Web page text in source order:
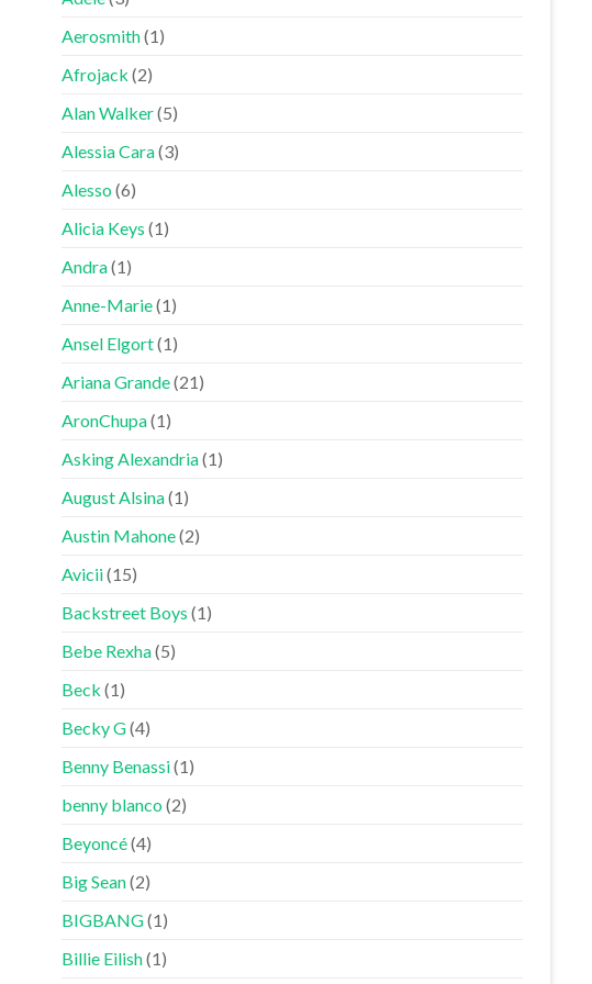
Aerosmith(1)
Afrojack (2)
Alan Walker(5)
Alessia Cara(3)
Alesso(6)
Alicia Keys (1)
Andra(1)
Anne-Marie(1)
Ansel Elgort(1)
Ariana Grande(21)
AronChupa(1)
Asking Alexandria(1)
August Alsina(1)
Austin Mahone(2)
Avicii(15)
Backstreet Boys (1)
Bebe Rexha(5)
Beck (1)
Becky G(4)
Benny Benassi(1)
benny blanco(2)
Beyoncé(4)
Big Sean(2)
BIGBANG(1)
Billie Eilish(1)